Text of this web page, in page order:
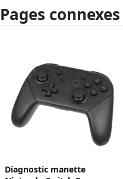
Pages connexes
Diagnostic manette